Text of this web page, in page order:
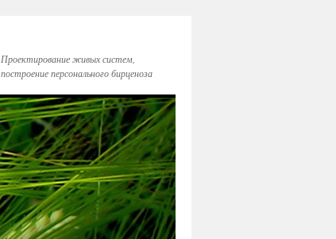
Проектирование живых систем,
построение персонального бирценоза